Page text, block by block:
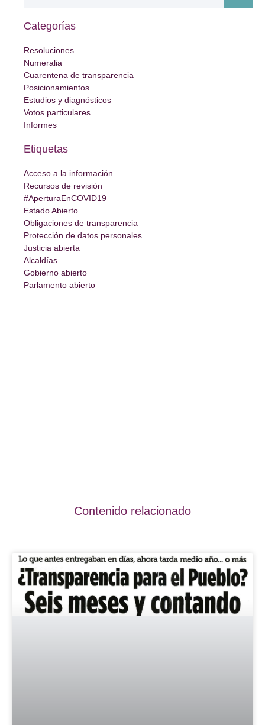
Categorías
Resoluciones
Numeralia
Cuarentena de transparencia
Posicionamientos
Estudios y diagnósticos
Votos particulares
Informes
Etiquetas
Acceso a la información
Recursos de revisión
#AperturaEnCOVID19
Estado Abierto
Obligaciones de transparencia
Protección de datos personales
Justicia abierta
Alcaldías
Gobierno abierto
Parlamento abierto
Contenido relacionado